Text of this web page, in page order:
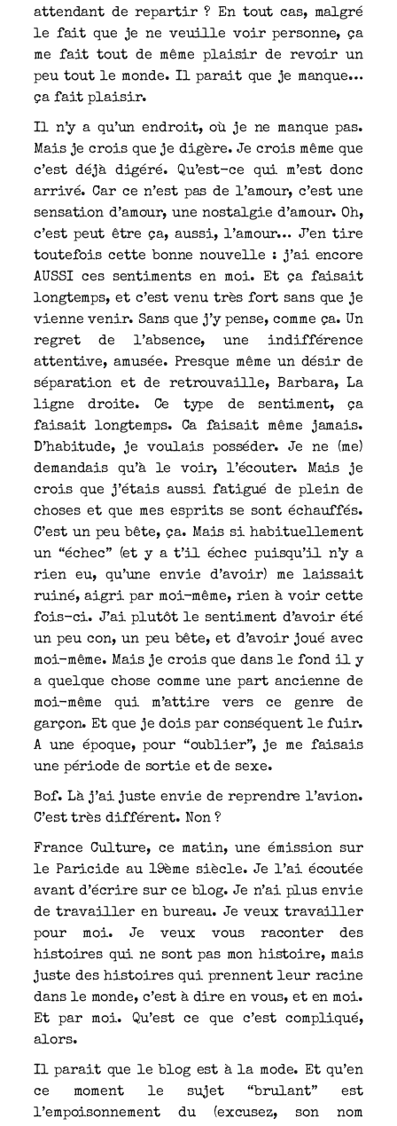
attendant de repartir ? En tout cas, malgré
le fait que je ne veuille voir personne, ça
me fait tout de même plaisir de revoir un
peu tout le monde. Il parait que je manque…
ça fait plaisir.
Il n’y a qu’un endroit, où je ne manque pas.
Mais je crois que je digère. Je crois même que
c’est déjà digéré. Qu’est-ce qui m’est donc
arrivé. Car ce n’est pas de l’amour, c’est une
sensation d’amour, une nostalgie d’amour. Oh,
c’est peut être ça, aussi, l’amour… J’en tire
toutefois cette bonne nouvelle : j’ai encore
AUSSI ces sentiments en moi. Et ça faisait
longtemps, et c’est venu très fort sans que je
vienne venir. Sans que j’y pense, comme ça. Un
regret de l’absence, une indifférence
attentive, amusée. Presque même un désir de
séparation et de retrouvaille, Barbara, La
ligne droite. Ce type de sentiment, ça
faisait longtemps. Ca faisait même jamais.
D’habitude, je voulais posséder. Je ne (me)
demandais qu’à le voir, l’écouter. Mais je
crois que j’étais aussi fatigué de plein de
choses et que mes esprits se sont échauffés.
C’est un peu bête, ça. Mais si habituellement
un “échec” (et y a t’il échec puisqu’il n’y a
rien eu, qu’une envie d’avoir) me laissait
ruiné, aigri par moi-même, rien à voir cette
fois-ci. J’ai plutôt le sentiment d’avoir été
un peu con, un peu bête, et d’avoir joué avec
moi-même. Mais je crois que dans le fond il y
a quelque chose comme une part ancienne de
moi-même qui m’attire vers ce genre de
garçon. Et que je dois par conséquent le fuir.
A une époque, pour “oublier”, je me faisais
une période de sortie et de sexe.
Bof. Là j’ai juste envie de reprendre l’avion.
C’est très différent. Non ?
France Culture, ce matin, une émission sur
le Paricide au 19ème siècle. Je l’ai écoutée
avant d’écrire sur ce blog. Je n’ai plus envie
de travailler en bureau. Je veux travailler
pour moi. Je veux vous raconter des
histoires qui ne sont pas mon histoire, mais
juste des histoires qui prennent leur racine
dans le monde, c’est à dire en vous, et en moi.
Et par moi. Qu’est ce que c’est compliqué,
alors.
Il parait que le blog est à la mode. Et qu’en
ce moment le sujet “brulant” est
l’empoisonnement du (excusez, son nom